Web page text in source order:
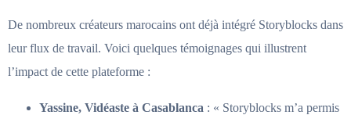
De nombreux créateurs marocains ont déjà intégré Storyblocks dans
leur flux de travail. Voici quelques témoignages qui illustrent
l’impact de cette plateforme :
Yassine, Vidéaste à Casablanca : « Storyblocks m’a permis